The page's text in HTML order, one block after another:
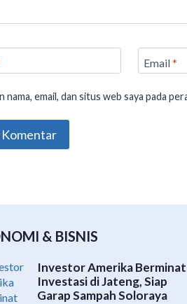
Email*
nama, email, dan situs web saya pada
& BISNIS
Investor Amerika Berminat
Investasi di Jateng, Siap
Garap Sampah Soloraya